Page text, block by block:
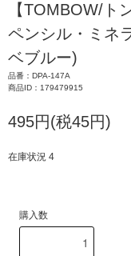
【TOMBOW/ト
ペンシル・ミネ
ベブルー)
品番：DPA-147A
商品ID：179479915
495円(税45円)
在庫状況 4
購入数